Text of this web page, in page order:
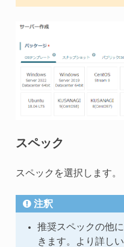
スペック
スペックを選択します。
注釈
推奨スペックの他
きます。より詳し